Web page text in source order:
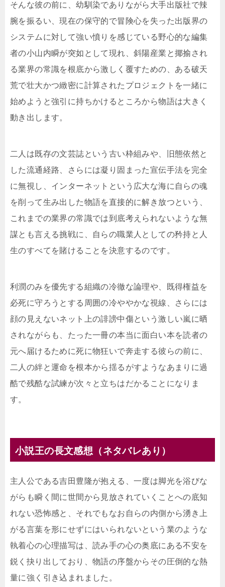
そんな彼の前に、幼馴染でありながら大手出版社で辣
腕を振るい、現在の保守的で冒険心を失った出版界の
システムに対して強い憤りを感じている野心的な編集
者の小山内瞬が突如として現れ、斜陽産業と揶揄され
る業界の常識を根底から激しく覆すための、ある破天
荒で壮大かつ緻密に計算されたプロジェクトを一緒に
始めようと強引に持ちかけるところから物語は大きく
動き出します。
二人は既存の文芸誌という古い枠組みや、旧態依然と
した流通経路、さらには凝り固まった宣伝手法を完全
に無視し、インターネットという広大な海に自らの魂
を削って生み出した物語を直接的に解き放つという、
これまでの業界の常識では到底考えられないような無
謀とも言える挑戦に、自らの職業人としての矜持と人
生のすべてを賭けることを決意するのです。
利潤のみを優先する組織の冷徹な論理や、既得権益を
必死に守ろうとする周囲の冷ややかな視線、さらには
顔の見えないネット上の誹謗中傷という激しい嵐に晒
されながらも、たった一冊の本当に面白い本を読者の
元へ届けるために死に物狂いで奔走する彼らの前に、
二人の絆と運命を根本から揺るがすようなあまりに過
酷で残酷な試練が次々と立ちはだかることになりま
す。
小説王の長文感想（ネタバレあり）
主人公である吉田豊隆が抱える、一度は脚光を浴びな
がらも瞬く間に世間から見放されていくことへの底知
れない恐怖感と、それでもなお自らの内側から湧き上
がる言葉を形にせずにはいられないという業のような
執着心の心理描写は、読み手の心の奥底にある不安を
鋭く抉り出しており、物語の序盤からその圧倒的な熱
量に強く引き込まれました。